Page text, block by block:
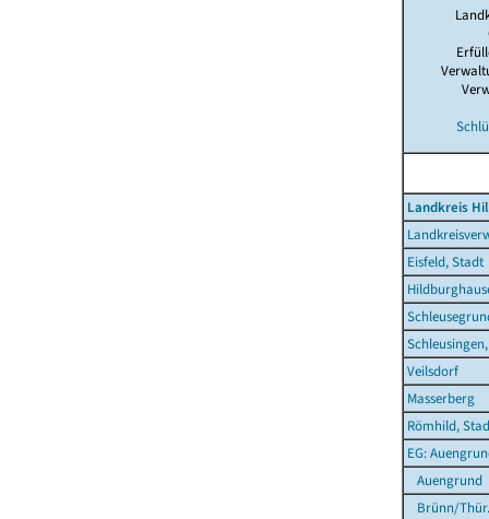
Landkreis
Eisfeld, Stadt
Veilsdorf
Masserberg
Römhild,
EG:
Auengrund
Brünn/Thür.